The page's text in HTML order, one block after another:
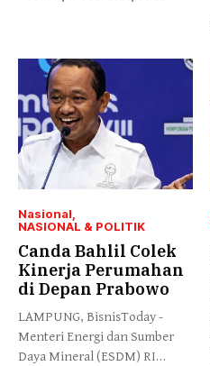
Nasional
NASIONAL & POLITIK
Canda Bahlil Colek
Kinerja Perumahan
di Depan Prabowo
LAMPUNG, BisnisToday -
Menteri Energi dan Sumber
Daya Mineral (ESDM) RI